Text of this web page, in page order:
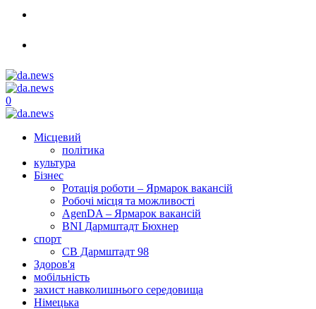
0
Місцевий
політика
культура
Бізнес
Ротація роботи – Ярмарок вакансій
Робочі місця та можливості
AgenDA – Ярмарок вакансій
BNI Дармштадт Бюхнер
спорт
СВ Дармштадт 98
Здоров'я
мобільність
захист навколишнього середовища
Німецька